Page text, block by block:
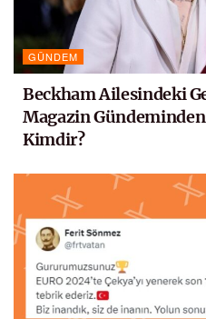
GÜNDEM
Beckham Ailesindeki
Magazin
Kimdir?